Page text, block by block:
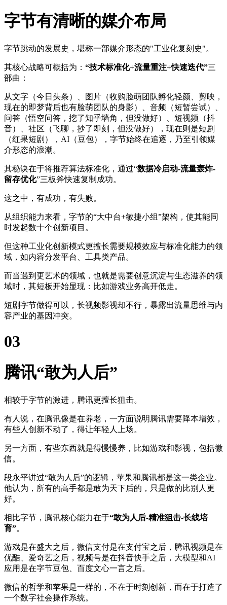
字节有清晰的媒介布局
字节跳动的发展史，堪称一部媒介形态的"工业化复刻史"。
其核心战略可概括为： “技术标准化+流量重注+快速迭代”三
部曲：
从文字（今日头条）、图片（收购脸萌团队孵化轻颜、剪映，
现在的即梦背后也有脸萌团队的身影）、音频（短暂尝试）、
问答（悟空问答，挖了知乎墙角，但没做好）、短视频（抖
音）、社区（飞聊，抄了即刻，但没做好），现在则是短剧
（红果短剧），AI（豆包），字节始终在追逐，乃至引领媒
介形态的浪潮。
其秘诀在于将推荐算法标准化，通过“数据冷启动-流量轰炸-
留存优化”三板斧快速复制成功。
这之中，有成功，有失败。
从组织能力来看，字节的“大中台+敏捷小组”架构，使其能同
时发起数十个创新项目。
但这种工业化创新模式更擅长需要规模效应与标准化能力的领
域，如内容分发平台、工具类产品。
而当遇到更艺术的领域，也就是需要创意沉淀与生态滋养的领
域时，其短板开始显现：比如游戏业务高开低走。
短剧字节做得可以，长视频影视却不行，暴露出流量思维与内
容产业的基因冲突。
03
腾讯“敢为人后”
相较于字节的激进，腾讯更擅长狙击。
有人说，在腾讯像是在养老，一方面说明腾讯需要降本增效，
有些人创新不动了，得让年轻人上场。‍‍‍‍‍‍‍‍‍‍
另一方面，有些东西就是得慢慢养，比如游戏和影视，包括微
信。
段永平讲过“敢为人后”的逻辑，苹果和腾讯都是这一类企业。
他认为，所有的高手都是敢为天下后的，只是做的比别人更
好。‍‍‍‍‍‍‍‍‍‍‍‍‍‍‍‍
相比字节，腾讯核心能力在于“敢为人后-精准狙击-长线培
育”。
游戏是在盛大之后，微信支付是在支付宝之后，腾讯视频是在
优酷、爱奇艺之后，视频号是在抖音快手之后，大模型和AI
应用是在字节豆包、百度文心一言之后。‍‍‍‍‍‍
微信的哲学和苹果是一样的，不在于时刻创新，而在于打造了
一个数字社会操作系统。